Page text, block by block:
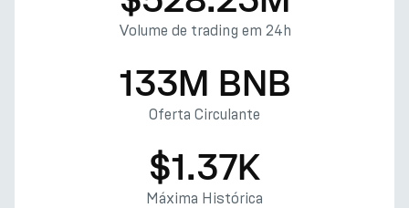
Volume de trading em 24h
133M BNB
Oferta Circulante
$1.37K
Máxima Histórica